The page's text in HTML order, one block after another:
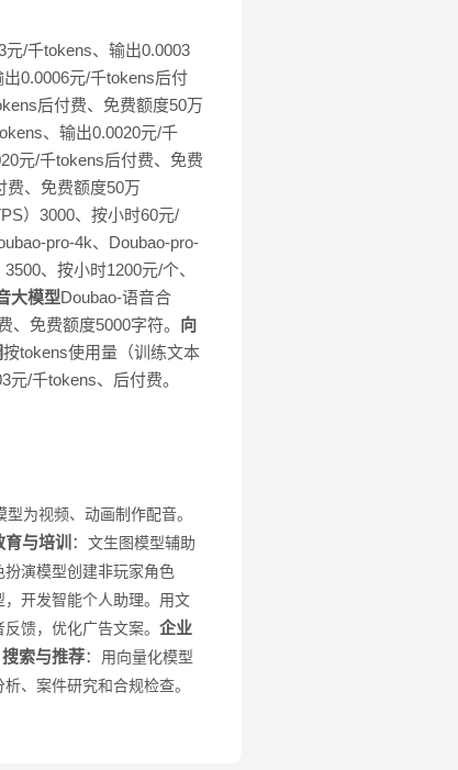
/千tokens、输出0.0003
0.0006元/千tokens后付
后付费、免费额度50万
、输出0.0020元/千
元/千tokens后付费、免费
费、免费额度50万
）3000、按小时60元/
pro-4k、Doubao-pro-
、按小时1200元/个、
大模型Doubao-语音合
免费额度5000字符。 向
按tokens使用量（训练文本
/千tokens、后付费。
型为视频、动画制作配音。
育与培训 ： 文生图模型辅助
扮演模型创建非玩家角色
开发智能个人助理。 用文
馈，优化广告文案。 企业
搜索与推荐： 用向量化模型
、案件研究和合规检查。